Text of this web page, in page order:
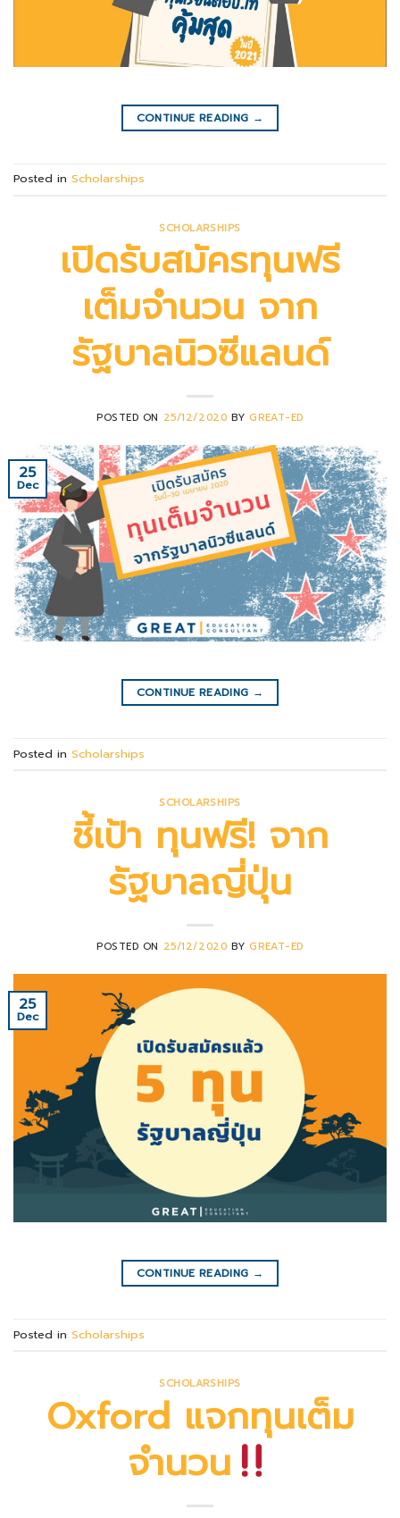
CONTINUE READING →
Posted in Scholarships
SCHOLARSHIPS
เปิดรับสมัครทุนฟรี
เต็มจำนวน จาก
รัฐบาลนิวซีแลนด์
POSTED ON 25/12/2020 BY GREAT-ED
25
Dec
CONTINUE READING →
Posted in Scholarships
SCHOLARSHIPS
ชี้เป้า ทุนฟรี! จาก
รัฐบาลญี่ปุ่น
POSTED ON 25/12/2020 BY GREAT-ED
25
Dec
CONTINUE READING →
Posted in Scholarships
SCHOLARSHIPS
Oxford แจกทุนเต็ม
จำนวน